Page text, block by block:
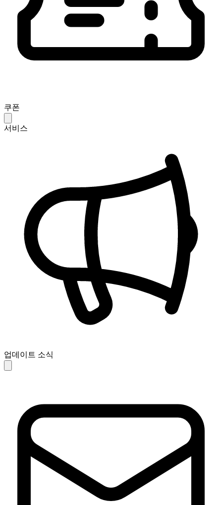
쿠폰
서비스
업데이트 소식